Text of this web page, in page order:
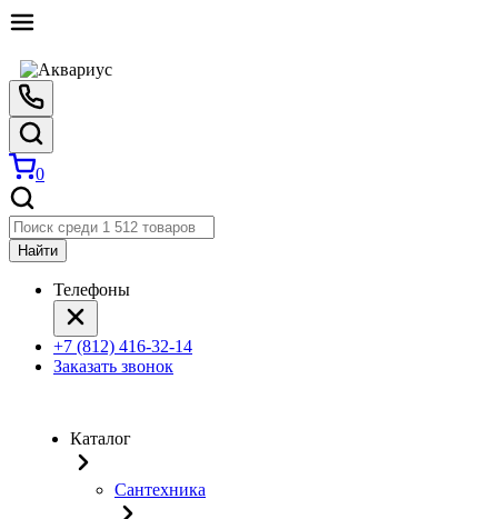
0
Найти
Телефоны
+7 (812) 416-32-14
Заказать звонок
Каталог
Сантехника